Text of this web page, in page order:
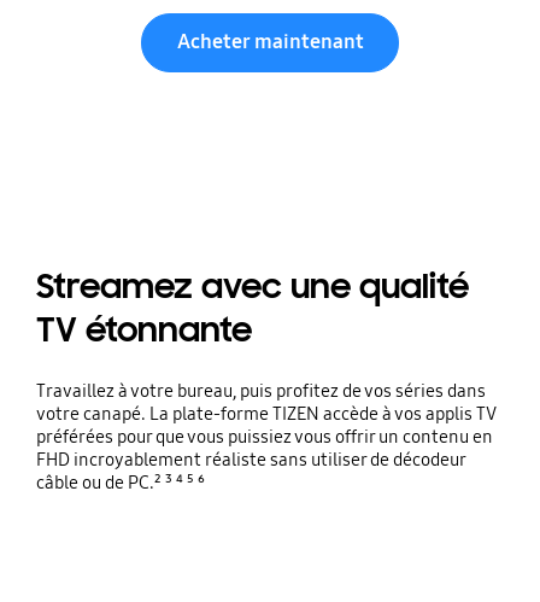
Acheter maintenant
Streamez avec une qualité
TV étonnante
Travaillez à votre bureau, puis profitez de vos séries dans
votre canapé. La plate-forme TIZEN accède à vos applis TV
préférées pour que vous puissiez vous offrir un contenu en
FHD incroyablement réaliste sans utiliser de décodeur
câble ou de PC.² ³ ⁴ ⁵ ⁶